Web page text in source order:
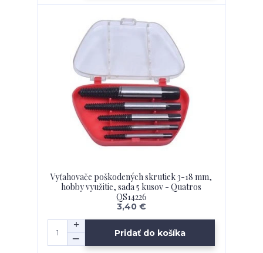
Vyťahovače poškodených skrutiek 3-18 mm,
hobby využitie, sada 5 kusov - Quatros
QS14226
3,40 €
Pridať do košíka